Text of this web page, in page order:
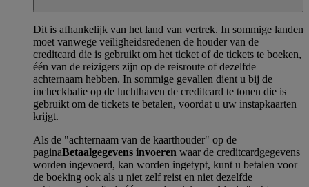
Dit is afhankelijk van het land van vertrek. In sommige landen
moet vanwege veiligheidsredenen de houder van de
creditcard die is gebruikt om het ticket of de tickets te boeken,
één van de reizigers zijn op de reisroute of dezelfde
achternaam hebben. In sommige gevallen dient u bij de
incheckbalie op de luchthaven de creditcard te tonen die is
gebruikt om de tickets te betalen, voordat u uw instapkaarten
krijgt.
Als de "achternaam van de kaarthouder" op de
paginaBetaalgegevens invoeren waar de creditcardgegevens
worden ingevoerd, kan worden ingetypt, kunt u betalen voor
de boeking ook als u niet zelf reist en niet dezelfde